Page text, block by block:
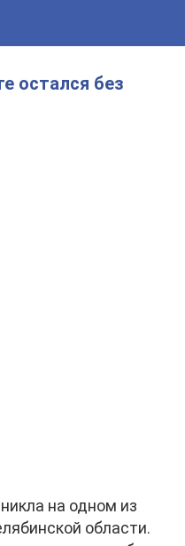
остался без
на одном из
области.